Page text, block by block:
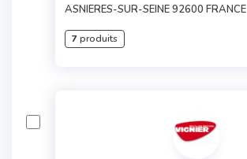
ASNIERES-SUR-SEINE 92600 FRANCE
7produits